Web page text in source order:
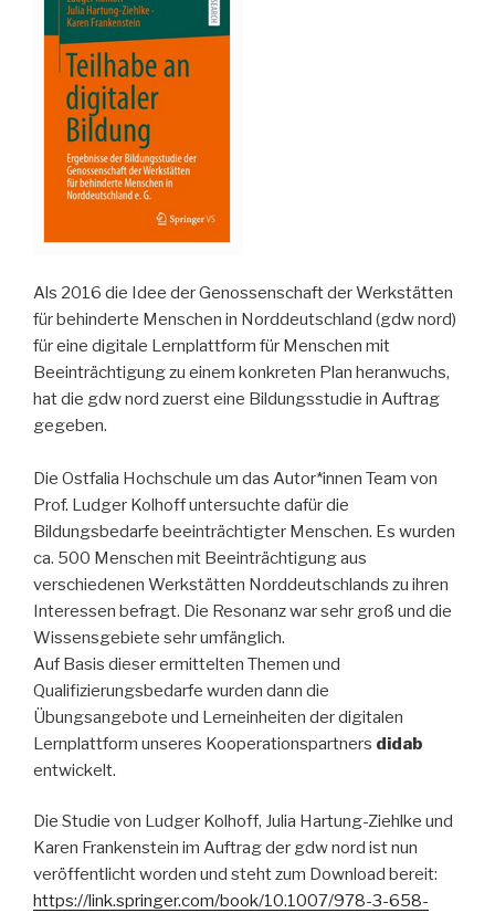
Als 2016 die Idee der Genossenschaft der Werkstätten
für behinderte Menschen in Norddeutschland (gdw nord)
für eine digitale Lernplattform für Menschen mit
Beeinträchtigung zu einem konkreten Plan heranwuchs,
hat die gdw nord zuerst eine Bildungsstudie in Auftrag
gegeben.
Die Ostfalia Hochschule um das Autor*innen Team von
Prof. Ludger Kolhoff untersuchte dafür die
Bildungsbedarfe beeinträchtigter Menschen. Es wurden
ca. 500 Menschen mit Beeinträchtigung aus
verschiedenen Werkstätten Norddeutschlands zu ihren
Interessen befragt. Die Resonanz war sehr groß und die
Wissensgebiete sehr umfänglich.
Auf Basis dieser ermittelten Themen und
Qualifizierungsbedarfe wurden dann die
Übungsangebote und Lerneinheiten der digitalen
Lernplattform unseres Kooperationspartners didab
entwickelt.
Die Studie von Ludger Kolhoff, Julia Hartung-Ziehlke und
Karen Frankenstein im Auftrag der gdw nord ist nun
veröffentlicht worden und steht zum Download bereit:
https://link.springer.com/book/10.1007/978-3-658-